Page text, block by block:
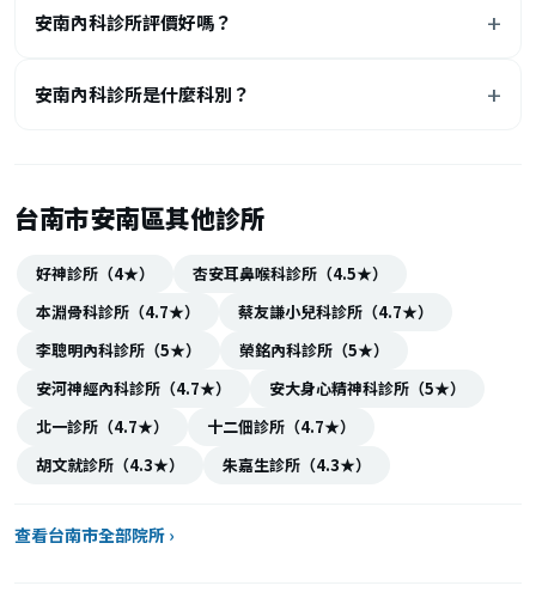
安南內科診所評價好嗎？
安南內科診所是什麼科別？
台南市安南區其他診所
好神診所（4★）
杏安耳鼻喉科診所（4.5★）
本淵骨科診所（4.7★）
蔡友謙小兒科診所（4.7★）
李聰明內科診所（5★）
榮銘內科診所（5★）
安河神經內科診所（4.7★）
安大身心精神科診所（5★）
北一診所（4.7★）
十二佃診所（4.7★）
胡文就診所（4.3★）
朱嘉生診所（4.3★）
查看台南市全部院所 ›